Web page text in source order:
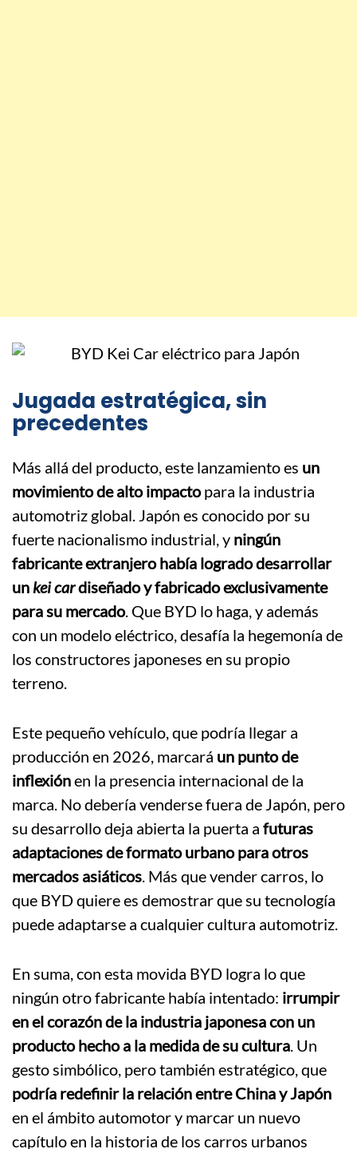
Jugada estratégica, sin
precedentes
Más allá del producto, este lanzamiento es un
movimiento de alto impactopara la industria
automotriz global. Japón es conocido por su
fuerte nacionalismo industrial, y ningún
fabricante extranjero había logrado desarrollar
un kei cardiseñado y fabricado exclusivamente
para su mercado. Que BYD lo haga, y además
con un modelo eléctrico, desafía la hegemonía de
los constructores japoneses en su propio
terreno.
Este pequeño vehículo, que podría llegar a
producción en 2026, marcará un punto de
inflexiónen la presencia internacional de la
marca. No debería venderse fuera de Japón, pero
su desarrollo deja abierta la puerta a futuras
adaptaciones de formato urbano para otros
mercados asiáticos. Más que vender carros, lo
que BYD quiere es demostrar que su tecnología
puede adaptarse a cualquier cultura automotriz.
En suma, con esta movida BYD logra lo que
ningún otro fabricante había intentado: irrumpir
en el corazón de la industria japonesa con un
producto hecho a la medida de su cultura. Un
gesto simbólico, pero también estratégico, que
podría redefinir la relación entre China y Japón
en el ámbito automotor y marcar un nuevo
capítulo en la historia de los carros urbanos